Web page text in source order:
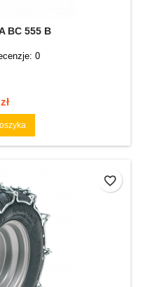
BC 555 B
0
favorite_border